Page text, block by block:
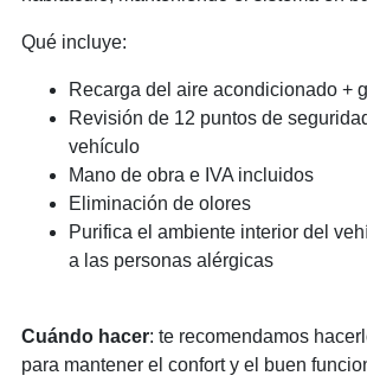
Qué incluye:
Recarga del aire acondicionado +
Revisión de 12 puntos de
vehículo
Mano de obra e IVA incluidos
Eliminación de olores
Purifica el ambiente interior del
a las personas alérgicas
Cuándo hacer: te recomendamos
para mantener el confort y el buen